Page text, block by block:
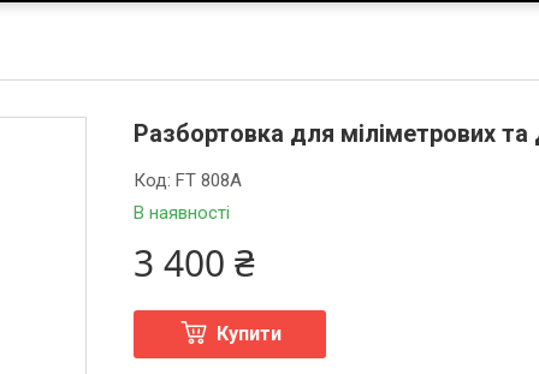
Разбортовка для міліметрових
В наявності
Код:FT 808A
3 400 ₴
Купити